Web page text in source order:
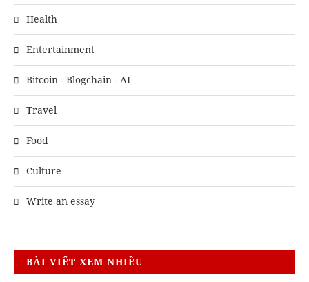
Health
Entertainment
Bitcoin - Blogchain - AI
Travel
Food
Culture
Write an essay
BÀI VIẾT XEM NHIỀU